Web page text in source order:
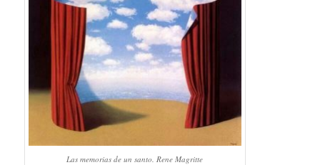
Las memorias de un santo. Rene Magritte